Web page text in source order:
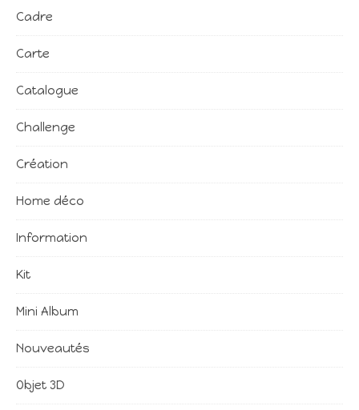
Cadre
Carte
Catalogue
Challenge
Création
Home déco
Information
Kit
Mini Album
Nouveautés
Objet 3D